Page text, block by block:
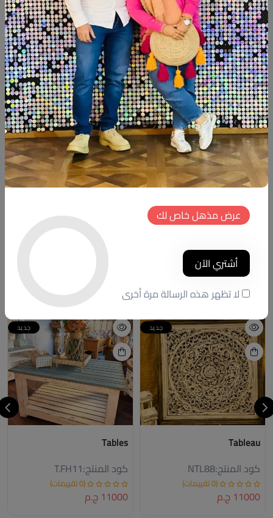
أضف الى السلة أشتري الآن
شارك:
وصف
التقييمات (0)
Hight:50cm
#fleuri_home #decoupage #decor #decoration #handmade
#painting #designdeinteriores #newdesign #new #Wood
منتجات شبيهة
جديد
Tableau
كود المنتج:NTL88
(0 تقييمات)
11000 ج.م
جديد
Tables
كود المنتج:T.FH11
(0 تقييمات)
11000 ج.م
عرض مذهل خاص لك
أشتري الآن
لا تظهر هذه الرسالة مرة أخرى